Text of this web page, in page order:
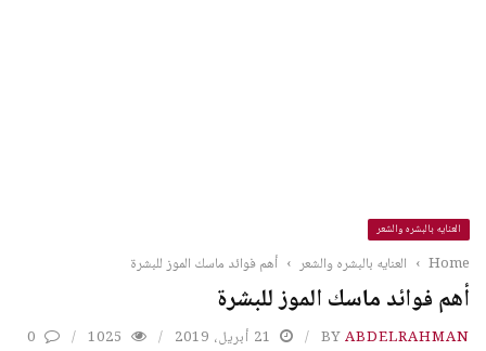
العنايه بالبشره والشعر
Home
› العنايه بالبشره والشعر › أهم فوائد ماسك الموز للبشرة
أهم فوائد ماسك الموز للبشرة
BYABDELRAHMAN 21 أبريل، 2019 1025
0